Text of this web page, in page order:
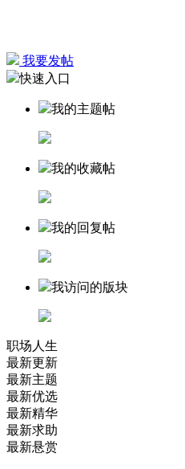
我要发帖
快速入口
我的主题帖
我的收藏帖
我的回复帖
我访问的版块
职场人生
最新更新
最新主题
最新优选
最新精华
最新求助
最新悬赏